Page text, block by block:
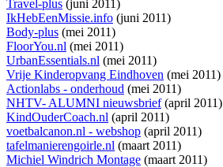
Travel-plus (juni 2011)
IkHebEenMissie.info (juni 2011)
Body-plus (mei 2011)
FloorYou.nl (mei 2011)
UrbanEssentials.nl (mei 2011)
Vrije Kinderopvang Eindhoven (mei 2011)
Actionlabs - onderhoud (mei 2011)
NHTV- ALUMNI nieuwsbrief(april 2011)
KindOuderCoach.nl (april 2011)
voetbalcanon.nl - webshop (april 2011)
tafelmanierengoirle.nl (maart 2011)
Michiel Windrich Montage (maart 2011)